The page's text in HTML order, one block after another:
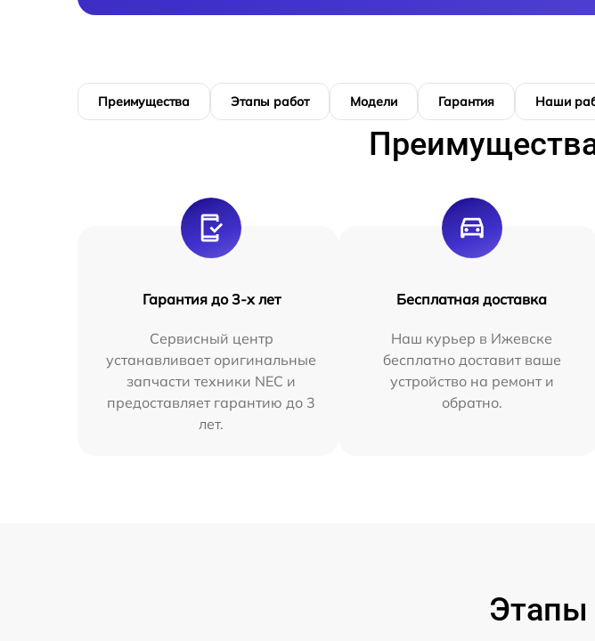
Преимущества Этапы работ Модели Гарантия Наши
Гарантия до 3-х лет
Сервисный центр
устанавливает оригинальные
запчасти техники NEC и
предоставляет гарантию до 3
лет.
Бесплатная доставка
Наш курьер в Ижевске
бесплатно доставит ваше
устройство на ремонт и
обратно.
Этапы